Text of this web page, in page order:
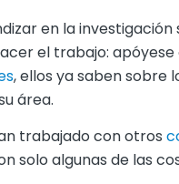
en la
el trabajo:
, ellos ya saben sobre
área.
trabajado con otros
solo algunas de las